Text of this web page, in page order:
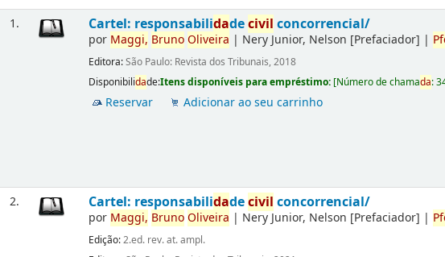
1. Cartel: responsabilidadecivil concorrencial/
por Maggi, BrunoOliveira | Nery Junior, Nelson [Prefaciador] |
Editora:São Paulo: Revista dos Tribunais, 2018
Disponibilidade:Itens disponíveis para empréstimo: [Número de chamada:
Reservar Adicionar ao seu carrinho
2. Cartel: responsabilidadecivil concorrencial/
por Maggi, BrunoOliveira | Nery Junior, Nelson [Prefaciador] |
Edição:2.ed. rev. at. ampl.